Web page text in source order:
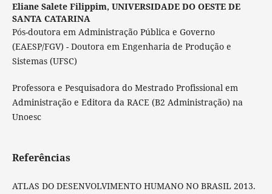
Eliane Salete Filippim, UNIVERSIDADE DO OESTE DE
SANTA CATARINA
Pós-doutora em Administração Pública e Governo
(EAESP/FGV) - Doutora em Engenharia de Produção e
Sistemas (UFSC)
Professora e Pesquisadora do Mestrado Profissional em
Administração e Editora da RACE (B2 Administração) na
Unoesc
Referências
ATLAS DO DESENVOLVIMENTO HUMANO NO BRASIL 2013.